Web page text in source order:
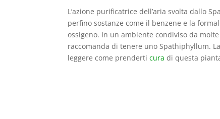
L’azione purificatrice dell’aria svolta dallo
perfino sostanze come il benzene e la
ossigeno. In un ambiente condiviso da
raccomanda di tenere uno Spathiphyllum.
leggere come prenderticuradi questa